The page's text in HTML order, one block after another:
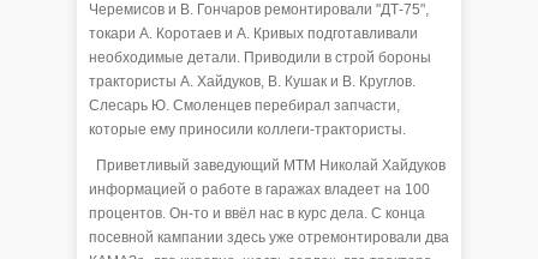
Черемисов и В. Гончаров ремонтировали "ДТ-75",
токари А. Коротаев и А. Кривых подготавливали
необходимые детали. Приводили в строй бороны
трактористы А. Хайдуков, В. Кушак и В. Круглов.
Слесарь Ю. Смоленцев перебирал запчасти,
которые ему приносили коллеги-трактористы.
Приветливый заведующий МТМ Николай Хайдуков
информацией о работе в гаражах владеет на 100
процентов. Он-то и ввёл нас в курс дела. С конца
посевной кампании здесь уже отремонтировали два